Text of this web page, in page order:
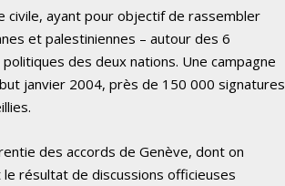
civile, ayant pour objectif de rassembler
et palestiniennes – autour des 6
des deux nations. Une campagne
janvier 2004, près de 150 000 signatures
desaccords de Genève, dont on
résultat de discussions officieuses